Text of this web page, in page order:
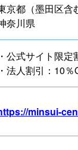
京都（墨田区含
奈川県
・公式サイト限
・法人割引：10％
minsui-